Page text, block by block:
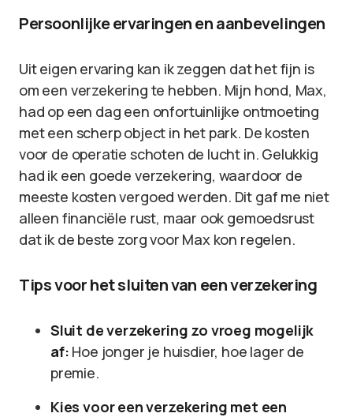
Persoonlijke ervaringen en aanbevelingen
Uit eigen ervaring kan ik zeggen dat het fijn is
om een verzekering te hebben. Mijn hond, Max,
had op een dag een onfortuinlijke ontmoeting
met een scherp object in het park. De kosten
voor de operatie schoten de lucht in. Gelukkig
had ik een goede verzekering, waardoor de
meeste kosten vergoed werden. Dit gaf me niet
alleen financiële rust, maar ook gemoedsrust
dat ik de beste zorg voor Max kon regelen.
Tips voor het sluiten van een verzekering
Sluit de verzekering zo vroeg mogelijk
af: Hoe jonger je huisdier, hoe lager de
premie.
Kies voor een verzekering met een